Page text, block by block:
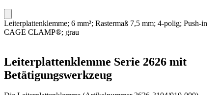
Leiterplattenklemme; 6 mm²; Rastermaß 7,5 mm; 4-polig; Push-in
CAGE CLAMP®; grau
Leiterplattenklemme Serie 2626 mit
Betätigungswerkzeug